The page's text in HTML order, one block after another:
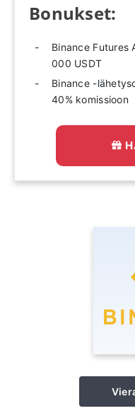
Bonukset:
Binance Futures
000 USDT
Binance -
40% komissioon